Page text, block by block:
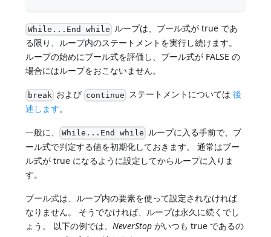
While...End while ループは、ブール式が true であ
る限り、ループ内のステートメントを実行し続けます。
ループの始めにブール式を評価し、ブール式が FALSE の
場合にはループをおこないません。
break および continue ステートメントについては後
述します。
一般に、 While...End while ループに入る手前で、ブ
ール式で判定する値を初期化しておきます。 通常はブー
ル式が true になるように設定してからループに入りま
す。
ブール式は、ループ内の要素を使って設定されなければ
なりません。 そうでなければ、ループは永久に続くでし
ょう。 以下の例では、NeverStop がいつも true であるの